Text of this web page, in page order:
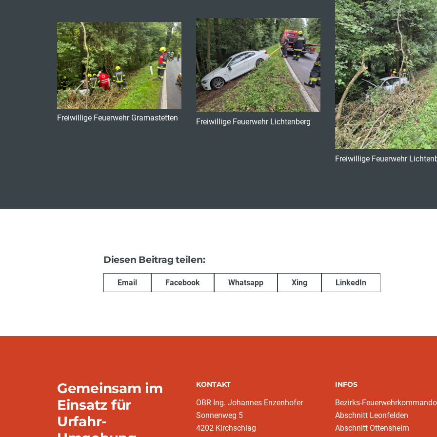
Freiwillige Feuerwehr Gramastetten Freiwillige Feuerwehr Lichtenberg
Freiwillige Feuerwehr
Diesen Beitrag teilen:
Email Facebook Whatsapp Xing LinkedIn
Gemeinsam im
Einsatz für
Urfahr-
KONTAKT
OBR Ing. Johannes Enzenhofer
Sonnenweg 5
4202 Kirchschlag
INFOS
Bezirks-
Abschnitt Leonfelden
Abschnitt Ottensheim